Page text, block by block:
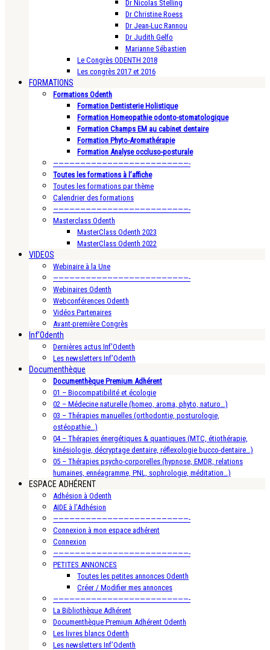
Dr Nicolas Stelling
Dr Christine Roess
Dr Jean-Luc Rannou
Dr Judith Gelfo
Marianne Sébastien
Le Congrès ODENTH 2018
Les congrès 2017 et 2016
FORMATIONS
Formations Odenth
Formation Dentisterie Holistique
Formation Homeopathie odonto-stomatologique
Formation Champs EM au cabinet dentaire
Formation Phyto-Aromathérapie
Formation Analyse occluso-posturale
—————————————————————————-
Toutes les formations à l’affiche
Toutes les formations par thème
Calendrier des formations
—————————————————————————-
Masterclass Odenth
MasterClass Odenth 2023
MasterClass Odenth 2022
VIDEOS
Webinaire à la Une
—————————————————————————-
Webinaires Odenth
Webconférences Odenth
Vidéos Partenaires
Avant-première Congrès
Inf’Odenth
Dernières actus Inf’Odenth
Les newsletters Inf’Odenth
Documenthèque
Documenthèque Premium Adhérent
01 – Biocompatibilité et écologie
02 – Médecine naturelle (homeo, aroma, phyto, naturo…)
03 – Thérapies manuelles (orthodontie, posturologie,
ostéopathie…)
04 – Thérapies énergétiques & quantiques (MTC, étiothérapie,
kinésiologie, décryptage dentaire, réflexologie bucco-dentaire…)
05 – Thérapies psycho-corporelles (hypnose, EMDR, relations
humaines, ennéagramme, PNL, sophrologie, méditation…)
ESPACE ADHÉRENT
Adhésion à Odenth
AIDE à l’Adhésion
—————————————————————————-
Connexion à mon espace adhérent
Connexion
—————————————————————————-
PETITES ANNONCES
Toutes les petites annonces Odenth
Créer / Modifier mes annonces
—————————————————————————-
La Bibliothèque Adhérent
Documenthèque Premium Adhérent Odenth
Les livres blancs Odenth
Les newsletters Inf’Odenth